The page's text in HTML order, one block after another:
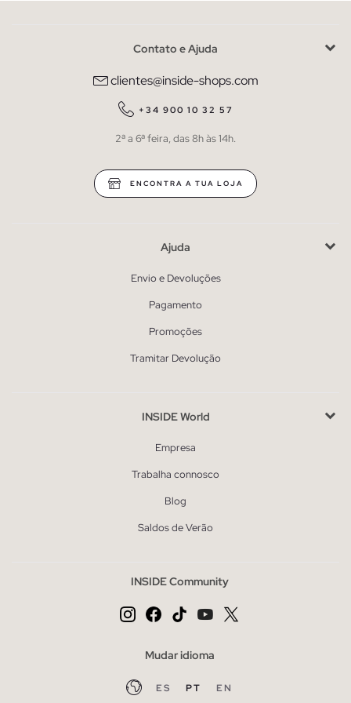
Contato e Ajuda
clientes@inside-shops.com
+34 900 10 32 57
2ª a 6ª feira, das 8h às 14h.
ENCONTRA A TUA LOJA
Ajuda
Envio e Devoluções
Pagamento
Promoções
Tramitar Devolução
INSIDE World
Empresa
Trabalha connosco
Blog
Saldos de Verão
INSIDE Community
Mudar idioma
ES PT EN